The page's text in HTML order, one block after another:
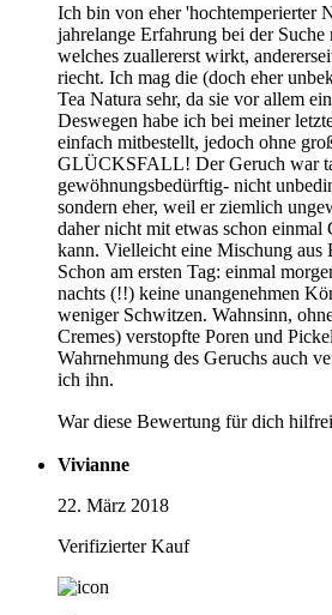
Ich bin von eher 'hochtemperierter
jahrelange Erfahrung bei der Suche
welches zuallererst wirkt,
riecht. Ich mag die (doch eher
Tea Natura sehr, da sie vor allem
Deswegen habe ich bei meiner
einfach mitbestellt, jedoch ohne
GLÜCKSFALL! Der Geruch war
gewöhnungsbedürftig- nicht
sondern eher, weil er ziemlich
daher nicht mit etwas schon einmal
kann. Vielleicht eine Mischung aus
Schon am ersten Tag: einmal
nachts (!!) keine unangenehmen
weniger Schwitzen. Wahnsinn,
Cremes) verstopfte Poren und
Wahrnehmung des Geruchs auch
ich ihn.
War diese Bewertung für dich
Vivianne
22. März 2018
Verifizierter Kauf